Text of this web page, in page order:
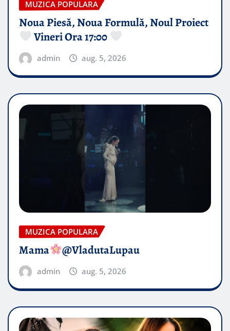
MUZICA POPULARA
Noua Piesă, Noua Formulă, Noul Proiect
Vineri Ora 17:00
admin aug. 5, 2026
MUZICA POPULARA
Mama @VladutaLupau
admin aug. 5, 2026